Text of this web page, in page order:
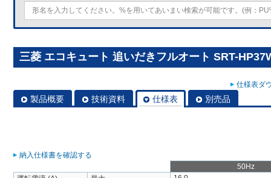
三菱 エコキュート 追いだきフルオート SRT-
仕様表ダ
製品概要 技術資料 仕様表 別売品
納入仕様書を確認する
50Hz